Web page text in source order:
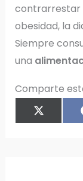
contrarrestar
obesidad, la
Siempre
una
Comparte
EN
X
T